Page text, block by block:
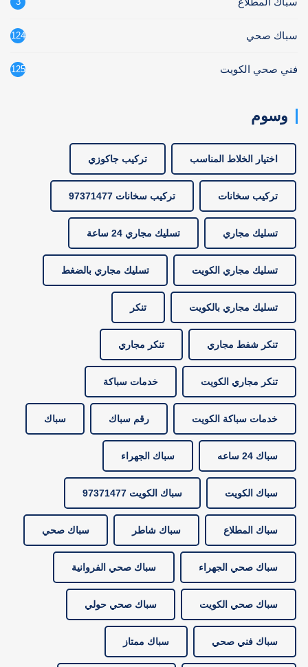
سباك صحي 124
فني صحي الكويت 125
وسوم
اختيار الخلاط المناسب تركيب جاكوزي
تركيب سخانات تركيب سخانات 97371477
تسليك مجاري تسليك مجاري 24 ساعة
تسليك مجاري الكويت تسليك مجاري بالضغط
تسليك مجاري بالكويت تنكر
تنكر شفط مجاري تنكر مجاري
تنكر مجاري الكويت خدمات سباكة
خدمات سباكة الكويت رقم سباك سباك
سباك 24 ساعه سباك الجهراء
سباك الكويت سباك الكويت 97371477
سباك المطلاع سباك شاطر سباك صحي
سباك صحي الجهراء سباك صحي الفروانية
سباك صحي الكويت سباك صحي حولي
سباك فني صحي سباك ممتاز